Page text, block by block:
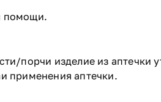
помощи.
порчи изделие из аптечки
применения аптечки.